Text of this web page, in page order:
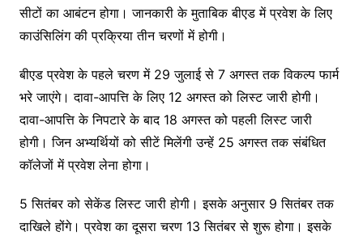
सीटों का आबंटन होगा। जानकारी के मुताबिक बीएड में प्रवेश के लिए
काउंसिलिंग की प्रक्रिया तीन चरणों में होगी।
बीएड प्रवेश के पहले चरण में 29 जुलाई से 7 अगस्त तक विकल्प फार्म
भरे जाएंगे। दावा-आपत्ति के लिए 12 अगस्त को लिस्ट जारी होगी।
दावा-आपत्ति के निपटारे के बाद 18 अगस्त को पहली लिस्ट जारी
होगी। जिन अभ्यर्थियों को सीटें मिलेंगी उन्हें 25 अगस्त तक संबंधित
कॉलेजों में प्रवेश लेना होगा।
5 सितंबर को सेकेंड लिस्ट जारी होगी। इसके अनुसार 9 सितंबर तक
दाखिले होंगे। प्रवेश का दूसरा चरण 13 सितंबर से शुरू होगा। इसके